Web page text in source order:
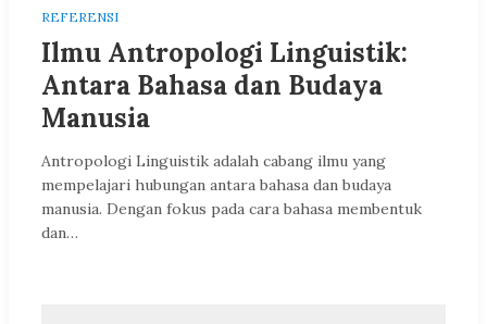
REFERENSI
Ilmu Antropologi Linguistik:
Antara Bahasa dan Budaya
Manusia
Antropologi Linguistik adalah cabang ilmu yang
mempelajari hubungan antara bahasa dan budaya
manusia. Dengan fokus pada cara bahasa membentuk
dan…